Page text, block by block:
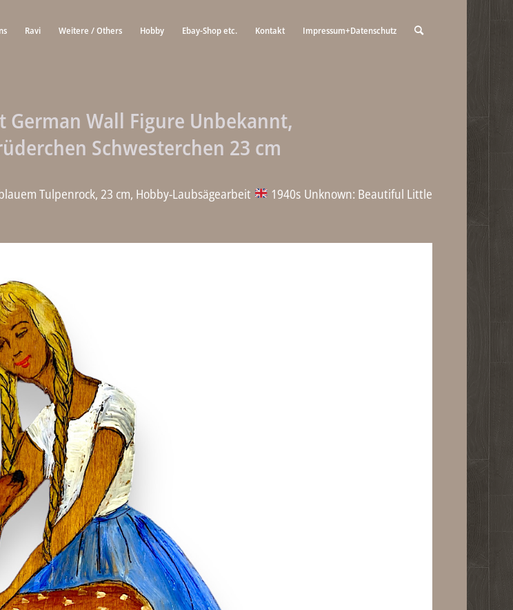
Ravi Weitere / Others Hobby Ebay-Shop etc. Kontakt Impressum+Datenschutz
German Wall Figure Unbekannt,
Schwesterchen 23 cm
Tulpenrock, 23 cm, Hobby-Laubsägearbeit
1940s Unknown: Beautiful Little